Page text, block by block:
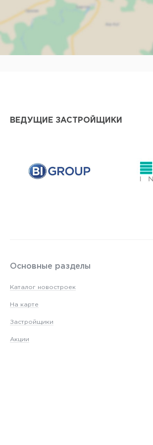
ВЕДУЩИЕ ЗАСТРОЙЩИКИ
Основные разделы
Каталог новостроек
На карте
Застройщики
Акции